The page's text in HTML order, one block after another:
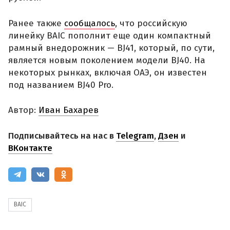
Ранее также сообщалось, что российскую
линейку BAIC пополнит еще один компактный
рамный внедорожник — BJ41, который, по сути,
является новым поколением модели BJ40. На
некоторых рынках, включая ОАЭ, он известен
под названием BJ40 Pro.
Автор: Иван Бахарев
Подписывайтесь на нас в Telegram,Дзен и
ВКонтакте
BAIC